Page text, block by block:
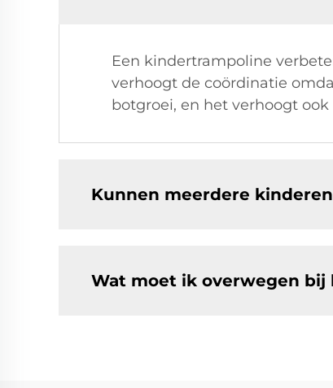
Een kindertrampoline
verhoogt de coördinatie
botgroei, en het verhoogt
Kunnen meerdere
Wat moet ik overwegen bij